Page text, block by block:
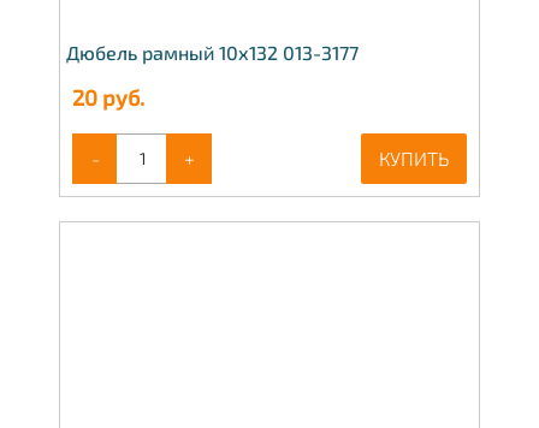
Дюбель рамный 10х132 013-3177
20 руб.
- + КУПИТЬ